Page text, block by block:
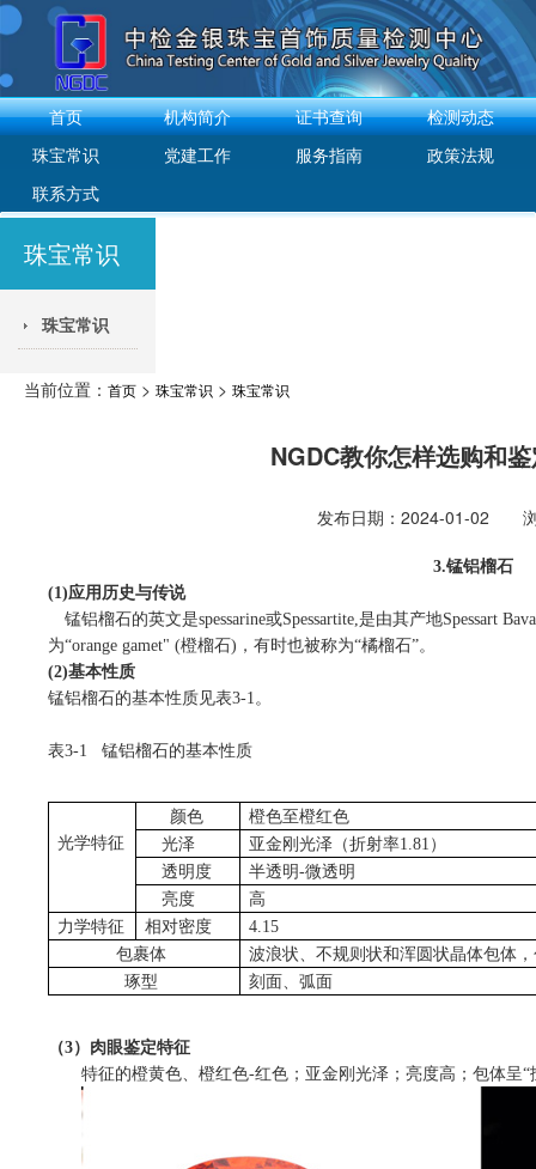
首页 机构简介 证书查询
检测动态
珠宝常识
党建工作 服务指南
政策法规
联系方式
珠宝常识
珠宝常识
当前位置： 首页 > 珠宝常识 > 珠宝常识
NGDC教你怎样选购和
发布日期：2024-01-02
3.锰铝榴石
(1)应用历史与传说
锰铝榴石的英文是spessarine或Spessartite,是由其产地Spessart
为“orange gamet" (橙榴石) ，有时也被称为“橘榴石”。
(2)基本性质
锰铝榴石的基本性质见表3-1。
表3-1 锰铝榴石的基本性质
光学特征
颜色
橙色至橙红色
光泽
亚金刚光泽（折射率1.81 ）
透明度
半透明-微透明
亮度
高
力学特征
相对密度
4.15
包裹体
波浪状、不规则状和浑圆状晶体包体
琢型
刻面、弧面
（3）肉眼鉴定特征
特征的橙黄色、橙红色-红色；亚金刚光泽；亮度高；包体呈“